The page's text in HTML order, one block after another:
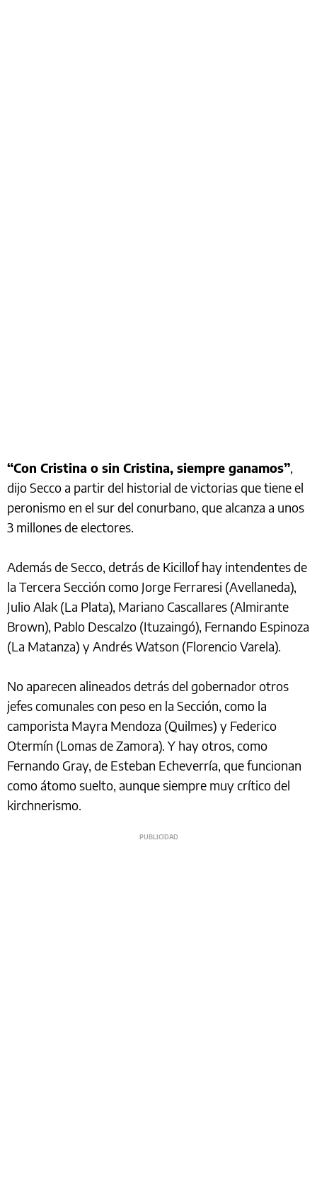
“Con Cristina o sin Cristina, siempre ganamos”,
dijo Secco a partir del historial de victorias que tiene el
peronismo en el sur del conurbano, que alcanza a unos
3 millones de electores.
Además de Secco, detrás de Kicillof hay intendentes de
la Tercera Sección como Jorge Ferraresi (Avellaneda),
Julio Alak (La Plata), Mariano Cascallares (Almirante
Brown), Pablo Descalzo (Ituzaingó), Fernando Espinoza
(La Matanza) y Andrés Watson (Florencio Varela).
No aparecen alineados detrás del gobernador otros
jefes comunales con peso en la Sección, como la
camporista Mayra Mendoza (Quilmes) y Federico
Otermín (Lomas de Zamora). Y hay otros, como
Fernando Gray, de Esteban Echeverría, que funcionan
como átomo suelto, aunque siempre muy crítico del
kirchnerismo.